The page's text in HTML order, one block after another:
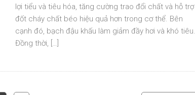
lợi tiểu và tiêu hóa, tăng cường trao đổi chất và hỗ trợ
đốt cháy chất béo hiệu quả hơn trong cơ thể. Bên
cạnh đó, bạch đậu khấu làm giảm đầy hơi và khó tiêu.
Đồng thời, […]